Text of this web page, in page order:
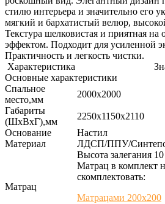
стилю интерьера и значительно его
мягкий и бархатистый велюр,
Текстура шелковистая и приятная
эффектом. Подходит для усиленной
Практичность и легкость чистки.
Характеристика
Основные характеристики
Спальное
место,мм
2000х2000
Габариты
(ШхВхГ),мм
2250х1150х2110
Основание
Настил
Материал
ЛДСП/ППУ/
Матрац
Высота залегания
Матрац в комплект
скомплектовать:
Матрацами 200х200